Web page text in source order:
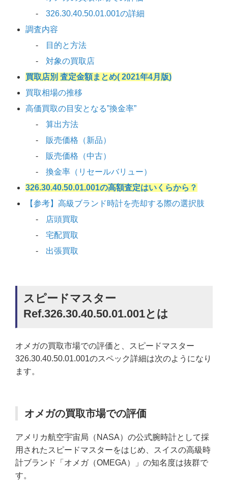
326.30.40.50.01.001の詳細
調査内容
目的と方法
対象の買取店
買取店別 査定金額まとめ( 2021年4月版)
買取相場の推移
高価買取の目安となる”換金率”
算出方法
販売価格（新品）
販売価格（中古）
換金率（リセールバリュー）
326.30.40.50.01.001の高額査定はいくらから？
【参考】高級ブランド時計を売却する際の選択肢
店頭買取
宅配買取
出張買取
スピードマスター
Ref.326.30.40.50.01.001とは
オメガの買取市場での評価と、スピードマスター
326.30.40.50.01.001のスペック詳細は次のようになり
ます。
オメガの買取市場での評価
アメリカ航空宇宙局（NASA）の公式腕時計として採
用されたスピードマスターをはじめ、スイスの高級時
計ブランド「オメガ（OMEGA）」の知名度は抜群で
す。